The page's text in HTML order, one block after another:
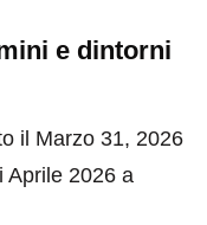
e dintorni
il Marzo 31, 2026
2026 a